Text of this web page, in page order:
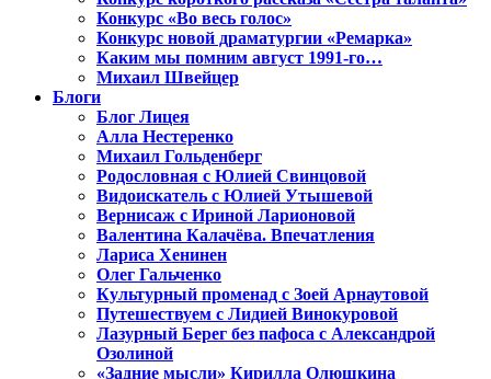
Конкурс «Во весь голос»
Конкурс новой драматургии «Ремарка»
Каким мы помним август 1991-го…
Михаил Швейцер
Блоги
Блог Лицея
Алла Нестеренко
Михаил Гольденберг
Родословная с Юлией Свинцовой
Видоискатель с Юлией Утышевой
Вернисаж с Ириной Ларионовой
Валентина Калачёва. Впечатления
Лариса Хенинен
Олег Гальченко
Культурный променад с Зоей Арнаутовой
Путешествуем с Лидией Винокуровой
Лазурный Берег без пафоса с Александрой
Озолиной
«Задние мысли» Кирилла Олюшкина